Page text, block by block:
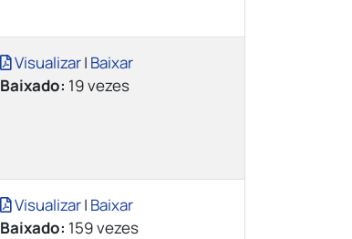
Visualizar| Baixar
Baixado: 19 vezes
Visualizar| Baixar
Baixado: 159 vezes